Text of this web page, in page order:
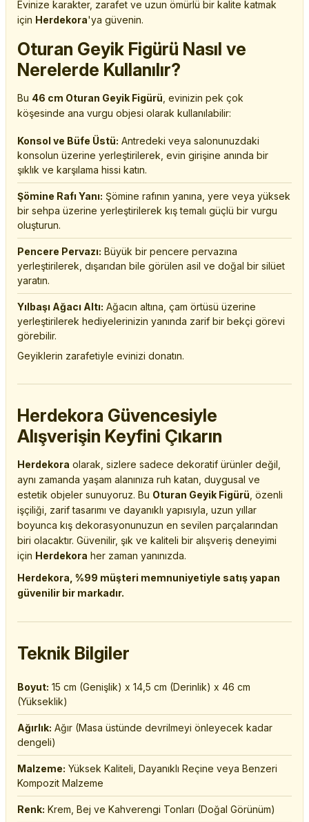
Evinize karakter, zarafet ve uzun ömürlü bir kalite katmak
için Herdekora'ya güvenin.
Oturan Geyik Figürü Nasıl ve
Nerelerde Kullanılır?
Bu 46 cm Oturan Geyik Figürü , evinizin pek çok
köşesinde ana vurgu objesi olarak kullanılabilir:
Konsol ve Büfe Üstü: Antredeki veya salonunuzdaki
konsolun üzerine yerleştirilerek, evin girişine anında bir
şıklık ve karşılama hissi katın.
Şömine Rafı Yanı: Şömine rafının yanına, yere veya yüksek
bir sehpa üzerine yerleştirilerek kış temalı güçlü bir vurgu
oluşturun.
Pencere Pervazı: Büyük bir pencere pervazına
yerleştirilerek, dışarıdan bile görülen asil ve doğal bir silüet
yaratın.
Yılbaşı Ağacı Altı: Ağacın altına, çam örtüsü üzerine
yerleştirilerek hediyelerinizin yanında zarif bir bekçi görevi
görebilir.
Geyiklerin zarafetiyle evinizi donatın.
Herdekora Güvencesiyle
Alışverişin Keyfini Çıkarın
Herdekora olarak, sizlere sadece dekoratif ürünler değil,
aynı zamanda yaşam alanınıza ruh katan, duygusal ve
estetik objeler sunuyoruz. Bu Oturan Geyik Figürü , özenli
işçiliği, zarif tasarımı ve dayanıklı yapısıyla, uzun yıllar
boyunca kış dekorasyonunuzun en sevilen parçalarından
biri olacaktır. Güvenilir, şık ve kaliteli bir alışveriş deneyimi
için Herdekora her zaman yanınızda.
Herdekora, %99 müşteri memnuniyetiyle satış yapan
güvenilir bir markadır.
Teknik Bilgiler
Boyut: 15 cm (Genişlik) x 14,5 cm (Derinlik) x 46 cm
(Yükseklik)
Ağırlık: Ağır (Masa üstünde devrilmeyi önleyecek kadar
dengeli)
Malzeme: Yüksek Kaliteli, Dayanıklı Reçine veya Benzeri
Kompozit Malzeme
Renk: Krem, Bej ve Kahverengi Tonları (Doğal Görünüm)